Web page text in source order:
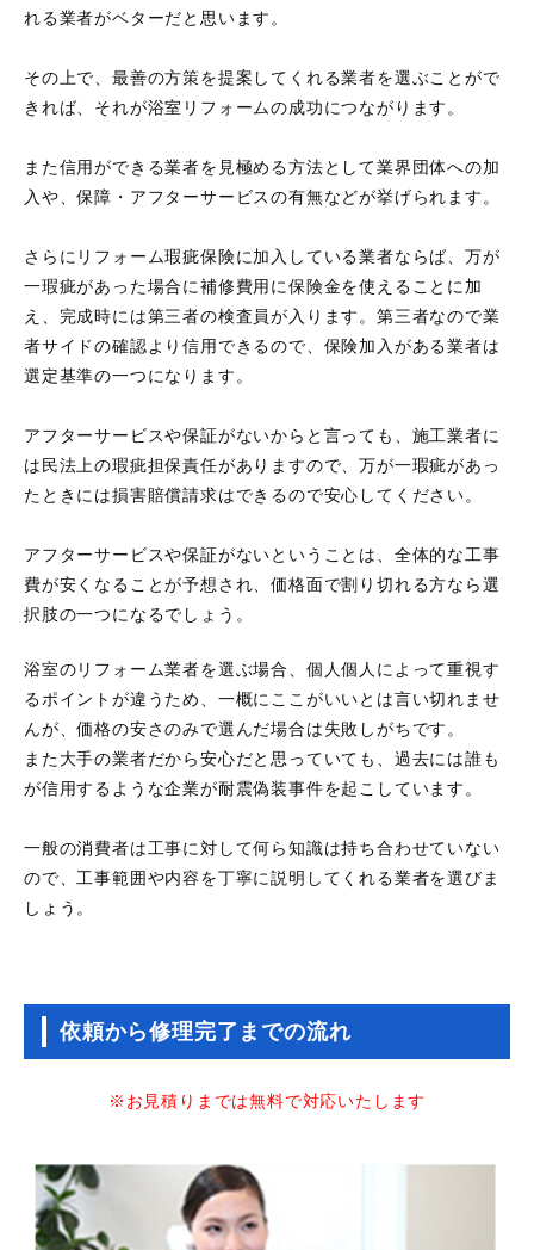
れる業者がベターだと思います。
その上で、最善の方策を提案してくれる業者を選ぶことがで
きれば、それが浴室リフォームの成功につながります。
また信用ができる業者を見極める方法として業界団体への加
入や、保障・アフターサービスの有無などが挙げられます。
さらにリフォーム瑕疵保険に加入している業者ならば、万が
一瑕疵があった場合に補修費用に保険金を使えることに加
え、完成時には第三者の検査員が入ります。第三者なので業
者サイドの確認より信用できるので、保険加入がある業者は
選定基準の一つになります。
アフターサービスや保証がないからと言っても、施工業者に
は民法上の瑕疵担保責任がありますので、万が一瑕疵があっ
たときには損害賠償請求はできるので安心してください。
アフターサービスや保証がないということは、全体的な工事
費が安くなることが予想され、価格面で割り切れる方なら選
択肢の一つになるでしょう。
浴室のリフォーム業者を選ぶ場合、個人個人によって重視す
るポイントが違うため、一概にここがいいとは言い切れませ
んが、価格の安さのみで選んだ場合は失敗しがちです。
また大手の業者だから安心だと思っていても、過去には誰も
が信用するような企業が耐震偽装事件を起こしています。
一般の消費者は工事に対して何ら知識は持ち合わせていない
ので、工事範囲や内容を丁寧に説明してくれる業者を選びま
しょう。
依頼から修理完了までの流れ
※お見積りまでは無料で対応いたします